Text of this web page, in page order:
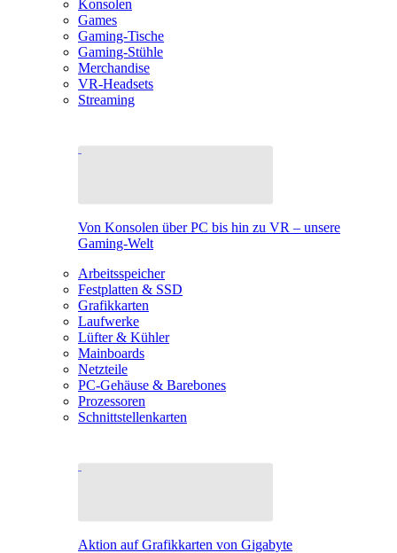
Konsolen
Games
Gaming-Tische
Gaming-Stühle
Merchandise
VR-Headsets
Streaming
Von Konsolen über PC bis hin zu VR – unsere
Gaming-Welt
Arbeitsspeicher
Festplatten & SSD
Grafikkarten
Laufwerke
Lüfter & Kühler
Mainboards
Netzteile
PC-Gehäuse & Barebones
Prozessoren
Schnittstellenkarten
Aktion auf Grafikkarten von Gigabyte